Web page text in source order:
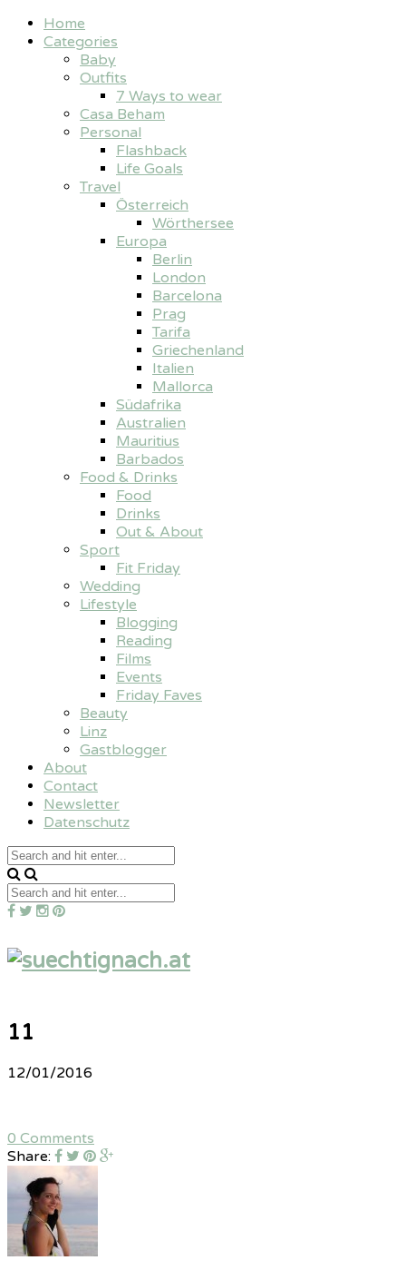
Home
Categories
Baby
Outfits
7 Ways to wear
Casa Beham
Personal
Flashback
Life Goals
Travel
Österreich
Wörthersee
Europa
Berlin
London
Barcelona
Prag
Tarifa
Griechenland
Italien
Mallorca
Südafrika
Australien
Mauritius
Barbados
Food & Drinks
Food
Drinks
Out & About
Sport
Fit Friday
Wedding
Lifestyle
Blogging
Reading
Films
Events
Friday Faves
Beauty
Linz
Gastblogger
About
Contact
Newsletter
Datenschutz
11
12/01/2016
0 Comments
Share: